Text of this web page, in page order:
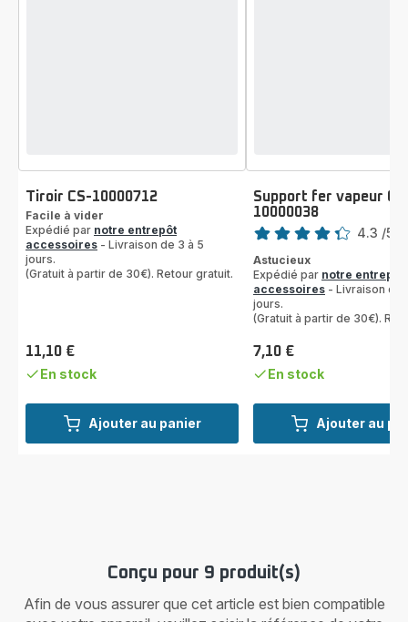
Ajouter au panier
Tiroir CS-10000712
Facile à vider
Expédié par notre entrepôt
accessoires - Livraison de 3 à 5
jours.
(Gratuit à partir de 30€). Retour gratuit.
Prix
11,10 €
En stock
Ajouter au
Support fer vapeur
10000038
Note
4.3 /5
Astucieux
Expédié par notre entrepôt
accessoires - Livraison de
jours.
(Gratuit à partir de 30€).
Prix
7,10 €
En stock
Conçu pour 9 produit(s)
Afin de vous assurer que cet article est bien compatible